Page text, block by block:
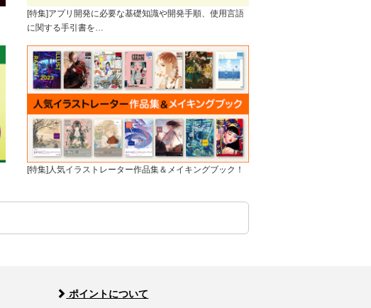
[特集]アプリ開発に必要な基礎知識や開発手順、使用言語
に関する手引書を…
[特集]人気イラストレーター作品集＆メイキングブック！
ポイントについて